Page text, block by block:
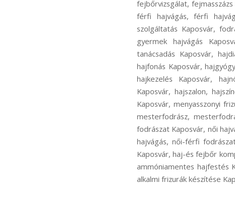
fejbőrvizsgálat,
férfi hajvágás, férfi
szolgáltatás Kaposvár,
gyermek hajvágás
tanácsadás Kaposvár,
hajfonás Kaposvár,
hajkezelés Kaposvár,
Kaposvár, hajszalon,
Kaposvár, menyasszonyi
mesterfodrász,
fodrászat Kaposvár, női
hajvágás, női-férfi
Kaposvár, haj-és fejbőr
ammóniamentes hajfestés
alkalmi frizurák készítése